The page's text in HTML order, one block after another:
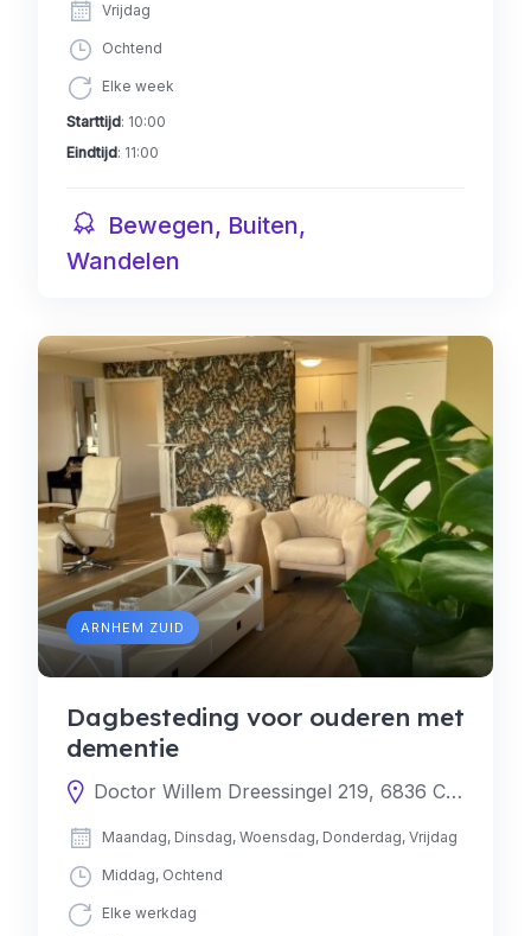
Vrijdag
Ochtend
Elke week
Starttijd: 10:00
Eindtijd: 11:00
Bewegen, Buiten,
Wandelen
ARNHEM ZUID
Dagbesteding voor ouderen met
dementie
Doctor Willem Dreessingel 219, 6836 CS Arnhem, Nederland
Maandag, Dinsdag, Woensdag, Donderdag, Vrijdag
Middag, Ochtend
Elke werkdag